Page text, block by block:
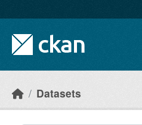
Datasets